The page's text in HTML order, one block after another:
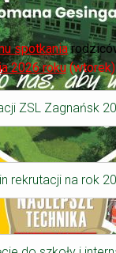
spotkania
2026 roku(wtorek)
ZSL Zagnańsk
rekrutacji na rok